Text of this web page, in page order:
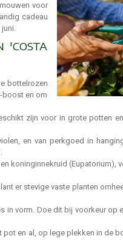
voor
cadeau
'COSTA
bottelrozen
boost en om
zijn voor in grote potten
en van perkgoed in
koninginnekruid (Eupatorium),
er stevige vaste planten
in vorm. Doe dit bij voorkeur
en al, op lege plekken in de